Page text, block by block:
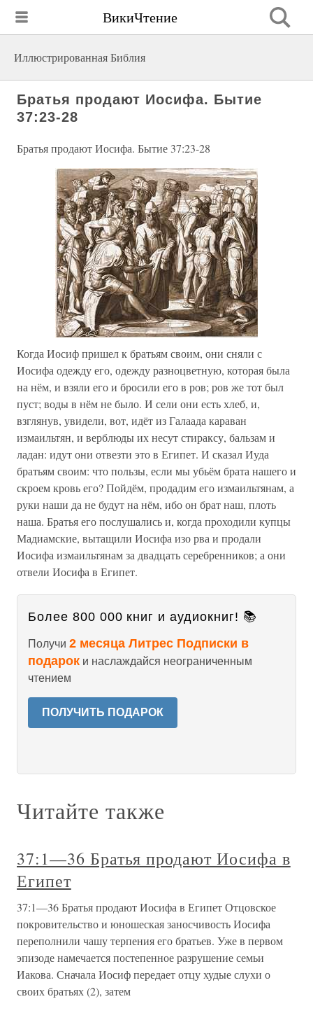
ВикиЧтение
Иллюстрированная Библия
Братья продают Иосифа. Бытие
37:23-28
Братья продают Иосифа. Бытие 37:23-28
Когда Иосиф пришел к братьям своим, они сняли с
Иосифа одежду его, одежду разноцветную, которая была
на нём, и взяли его и бросили его в ров; ров же тот был
пуст; воды в нём не было. И сели они есть хлеб, и,
взглянув, увидели, вот, идёт из Галаада караван
измаильтян, и верблюды их несут стираксу, бальзам и
ладан: идут они отвезти это в Египет. И сказал Иуда
братьям своим: что пользы, если мы убьём брата нашего и
скроем кровь его? Пойдём, продадим его измаильтянам, а
руки наши да не будут на нём, ибо он брат наш, плоть
наша. Братья его послушались и, когда проходили купцы
Мадиамские, вытащили Иосифа изо рва и продали
Иосифа измаильтянам за двадцать серебренников; а они
отвели Иосифа в Египет.
Более 800 000 книг и аудиокниг! 📚
Получи 2 месяца Литрес Подписки в
подарок и наслаждайся неограниченным
чтением
ПОЛУЧИТЬ ПОДАРОК
Читайте также
37:1—36 Братья продают Иосифа в
Египет
37:1—36 Братья продают Иосифа в Египет Отцовское
покровительство и юношеская заносчивость Иосифа
переполнили чашу терпения его братьев. Уже в первом
эпизоде намечается постепенное разрушение семьи
Иакова. Сначала Иосиф передает отцу худые слухи о
своих братьях (2), затем